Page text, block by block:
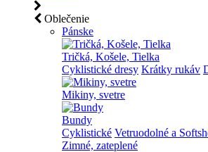
Oblečenie
Pánske
Tričká, Košele, Tielka
Cyklistické dresy Krátky rukáv
Mikiny, svetre
Bundy
Cyklistické Vetruodolné a
Zimné, zateplené